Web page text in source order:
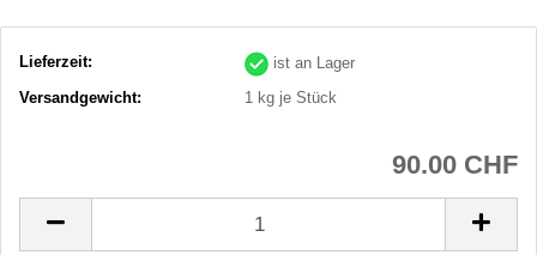
Lieferzeit:
ist an Lager
Versandgewicht:
1 kg je Stück
90.00 CHF